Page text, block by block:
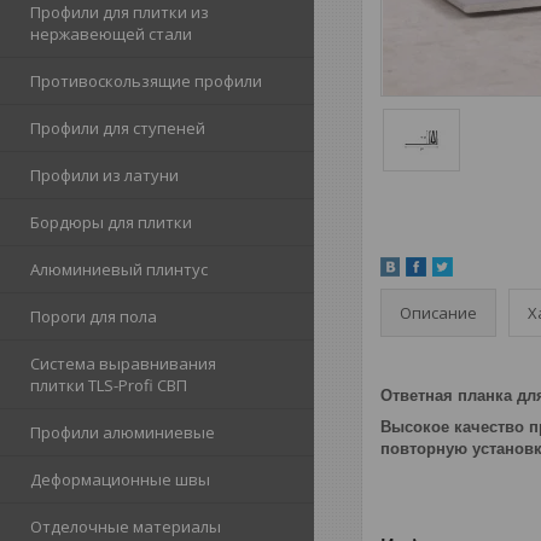
Профили для плитки из
нержавеющей стали
Противоскользящие профили
Профили для ступеней
Профили из латуни
Бордюры для плитки
Алюминиевый плинтус
Пороги для пола
Система выравнивания
плитки TLS-Profi СВП
Профили алюминиевые
Деформационные швы
Отделочные материалы
Описание
Ответная планка
Высокое качество
повторную